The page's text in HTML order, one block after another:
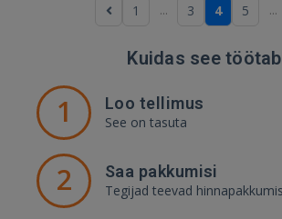
1 ... 3 4 5 ...
Kuidas see töötab
1 Loo tellimus
See on tasuta
2 Saa pakkumisi
Tegijad teevad